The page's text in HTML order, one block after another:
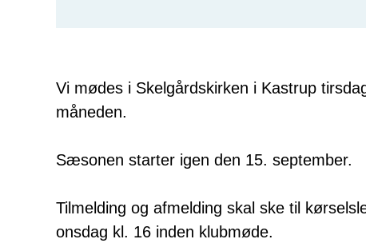
Vi mødes i Skelgårdskirken i Kastrup
måneden.
Sæsonen starter igen den 15. september.
Tilmelding og afmelding skal ske til
onsdag kl. 16 inden klubmøde.